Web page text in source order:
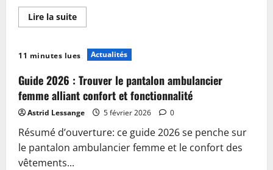
Lire la suiteEn
savoir
Les
raisons
d’opter
pour
un
pantalon
By
Coco
fabriqué
en
Italie
en
11 minutes lues Actualités
Guide 2026 : Trouver le pantalon ambulancier
femme alliant confort et fonctionnalité
Astrid Lessange 5 février 2026 0
Résumé d’ouverture: ce guide 2026 se penche sur
le pantalon ambulancier femme et le confort des
vêtements...